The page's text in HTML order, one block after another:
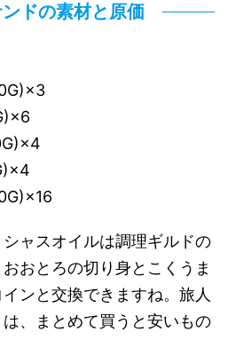
ドの素材と原価
ャスオイルは調理ギルドの
おとろの切り身とこくうま
ンと交換できますね。旅人
、まとめて買うと安いもの